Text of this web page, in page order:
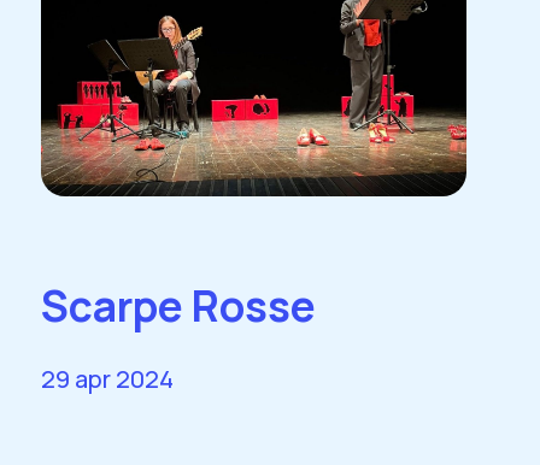
Scarpe Rosse
29 apr 2024